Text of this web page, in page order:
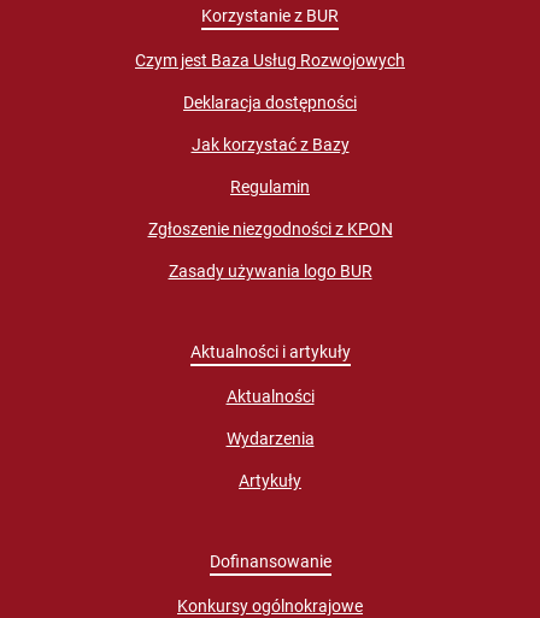
Korzystanie z BUR
Czym jest Baza Usług Rozwojowych
Deklaracja dostępności
Jak korzystać z Bazy
Regulamin
Zgłoszenie niezgodności z KPON
Zasady używania logo BUR
Aktualności i artykuły
Aktualności
Wydarzenia
Artykuły
Dofinansowanie
Konkursy ogólnokrajowe